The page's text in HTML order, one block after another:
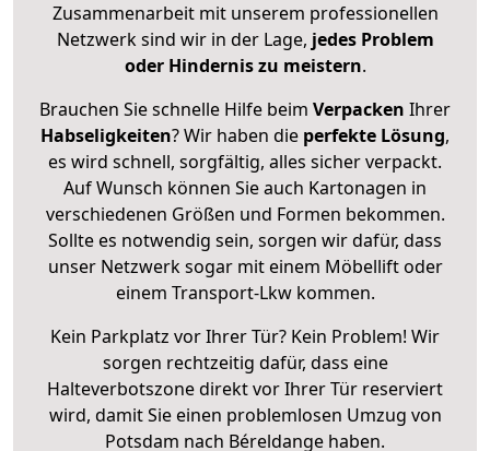
Zusammenarbeit mit unserem professionellen
Netzwerk sind wir in der Lage, jedes Problem
oder Hindernis zu meistern.
Brauchen Sie schnelle Hilfe beim Verpacken Ihrer
Habseligkeiten? Wir haben die perfekte Lösung,
es wird schnell, sorgfältig, alles sicher verpackt.
Auf Wunsch können Sie auch Kartonagen in
verschiedenen Größen und Formen bekommen.
Sollte es notwendig sein, sorgen wir dafür, dass
unser Netzwerk sogar mit einem Möbellift oder
einem Transport-Lkw kommen.
Kein Parkplatz vor Ihrer Tür? Kein Problem! Wir
sorgen rechtzeitig dafür, dass eine
Halteverbotszone direkt vor Ihrer Tür reserviert
wird, damit Sie einen problemlosen Umzug von
Potsdam nach Béreldange haben.